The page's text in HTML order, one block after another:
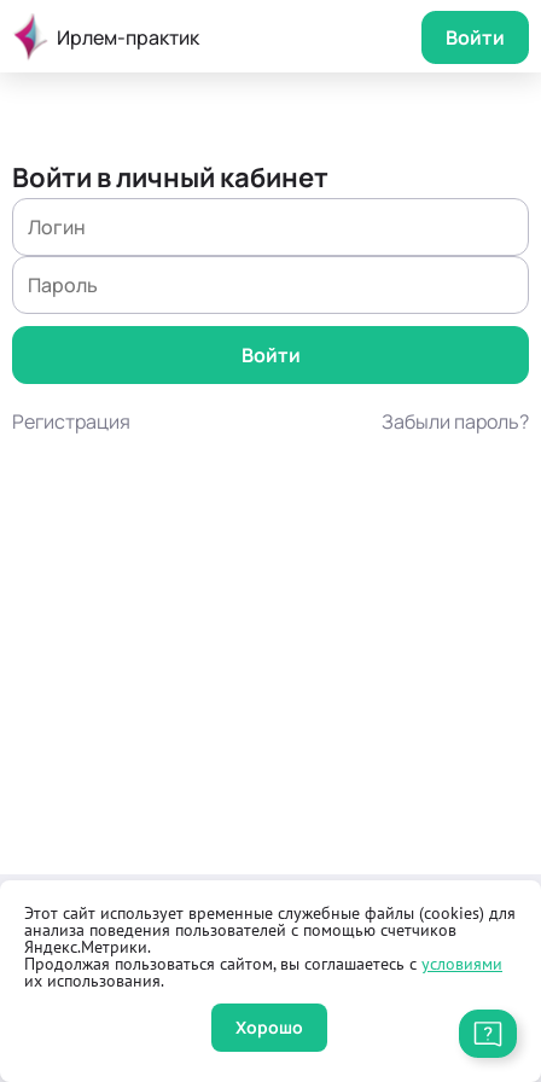
Ирлем-практик Войти
Войти в личный кабинет
Регистрация Забыли пароль?
Контакты
Как купить
Общественная приёмная
Реквизиты
Оферта
Правила продажи товаров
Этот сайт использует временные служебные файлы (cookies) для
анализа поведения пользователей с помощью счетчиков
Яндекс.Метрики.
Продолжая пользоваться сайтом, вы соглашаетесь с условиями
их использования.
Хорошо